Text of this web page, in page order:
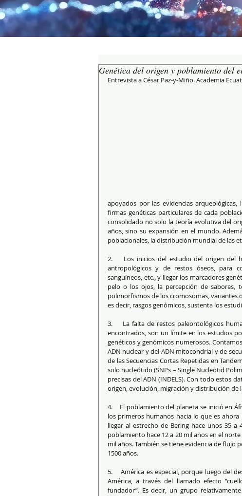
Genética del origen y poblamiento del
Entrevista a César Paz-y-Miño. Academia
apoyados por las evidencias
firmas genéticas particulares de cada
consolidado no solo la teoría evolutiva del
años, sino su expansión en el mundo.
poblacionales, la distribución mundial de las
2.    Los inicios del estudio del origen del
antropológicos y de restos óseos, para
sanguíneos, etc., y llegar los marcadores
pelo o los ojos, la percepción de sabores,
polimorfismos de los cromosomas, variantes
es decir, rasgos genómicos, sustenta los
3.    La falta de restos paleontológicos
encontrados, son un límite en los estudios
genéticos y genómicos numerosos.
ADN nuclear y del ADN mitocondrial y de
de las Secuencias Cortas Repetidas en
solo nucleótido (SNPs – Single Nucleotid
precisas del ADN (INDELS). Con todo estos
origen, evolución, migración y distribución de
4.    El poblamiento del planeta se inició en
los primeros humanos hacia lo que es
llegar al estrecho de Bering hace unos 35
poblamiento hace 12 a 20 mil años en el
mil años. También se tiene evidencia de flujo
1500 años.
5.    América es especial, porque luego del
América, a través del llamado efecto
fundador”. Es decir, un grupo